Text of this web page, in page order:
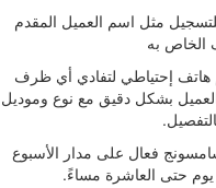
مثل اسم العميل المقدم
الخاص به
هاتف إحتياطي لتفادي أي ظرف
العميل بشكل دقيق مع نوع وموديل
فعال على مدار الأسبوع
حتى العاشرة مساءً.